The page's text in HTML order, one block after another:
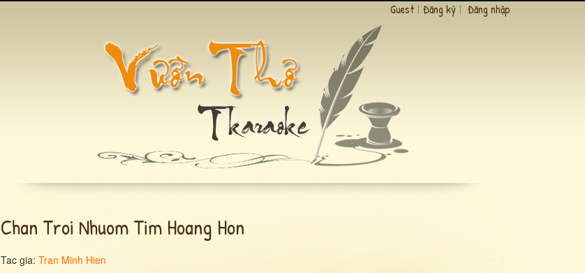
Guest | Đăng ký | Đăng nhập
Chan Troi Nhuom Tim Hoang Hon
Tac gia: Tran Minh Hien